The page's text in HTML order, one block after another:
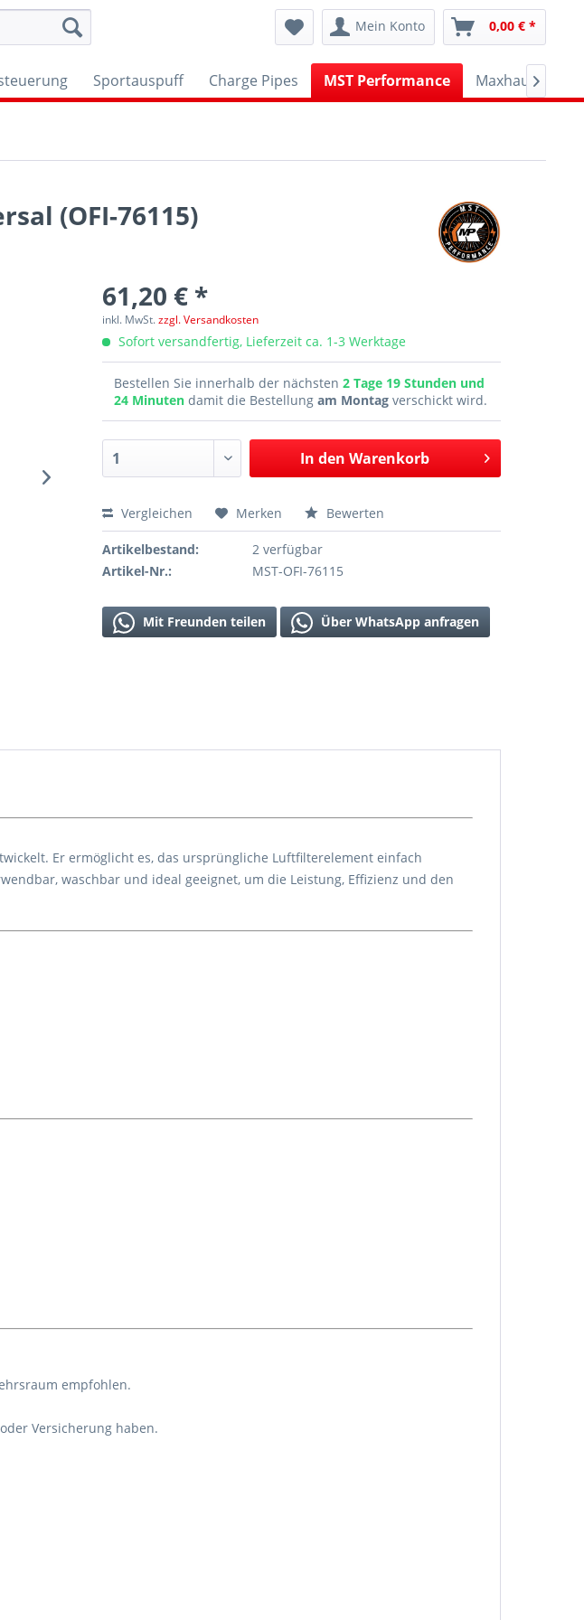
Mein Konto 0,00 € *
Sportauspuff Charge Pipes MST Performance Maxhaust

(OFI-76115)
61,20 € *
inkl. MwSt.zzgl. Versandkosten
Sofort versandfertig, Lieferzeit ca. 1-3 Werktage
Bestellen Sie innerhalb der nächsten2 Tage 19 Stunden und
24 Minutendamit die Bestellungam Montag verschickt wird.
In den Warenkorb
Vergleichen Merken Bewerten
Artikelbestand:
2 verfügbar
Artikel-Nr.:
MST-OFI-76115
Mit Freunden teilen Über WhatsApp anfragen
Er ermöglicht es, das ursprüngliche Luftfilterelement einfach
waschbar und ideal geeignet, um die Leistung, Effizienz und den
empfohlen.
Versicherung haben.